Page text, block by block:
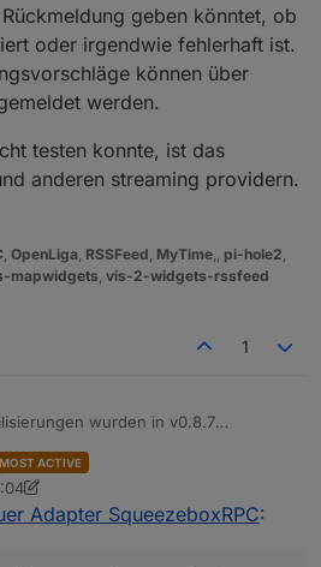
geben könntet, ob
oder irgendwie fehlerhaft ist.
können über
werden.
testen konnte, ist das
anderen streaming providern.
OpenLiga RSSFeed MyTime pi-hole2
mapwidgets vis-2-widgets-rssfeed
1
wurden in v0.8.7
wurde nach der Vollständigkeit
wurde in latest aufgenommen und
der verfügbaren states
MOST ACTIVE
Dez. 2019, 00:04
Adapter SqueezeboxRPC: